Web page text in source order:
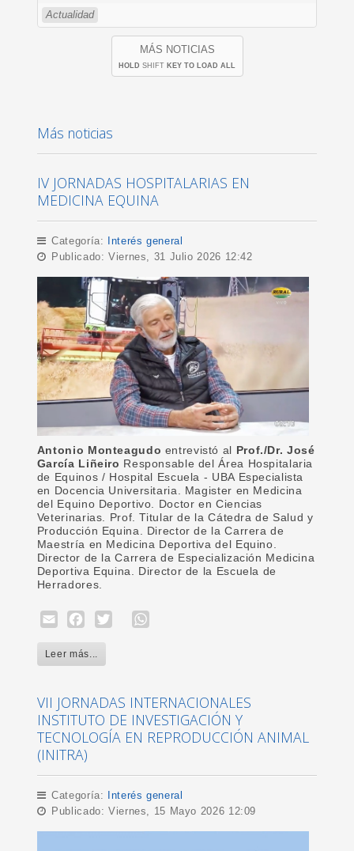
Actualidad
MÁS NOTICIAS
HOLD SHIFT KEY TO LOAD ALL
Más noticias
IV JORNADAS HOSPITALARIAS EN
MEDICINA EQUINA
Categoría: Interés general
Publicado: Viernes, 31 Julio 2026 12:42
Antonio Monteagudo entrevistó al
Prof./Dr. José
García Liñeiro Responsable del Área Hospitalaria
de Equinos / Hospital Escuela - UBA Especialista
en Docencia Universitaria. Magister en Medicina
del Equino Deportivo. Doctor en Ciencias
Veterinarias. Prof. Titular de la Cátedra de Salud y
Producción Equina. Director de la Carrera de
Maestría en Medicina Deportiva del Equino.
Director de la Carrera de Especialización Medicina
Deportiva Equina. Director de la Escuela de
Herradores.
EmailFacebook
Twitter
Leer más...
VII JORNADAS INTERNACIONALES
INSTITUTO DE INVESTIGACIÓN Y
TECNOLOGÍA EN REPRODUCCIÓN ANIMAL
(INITRA)
Categoría: Interés general
Publicado: Viernes, 15 Mayo 2026 12:09